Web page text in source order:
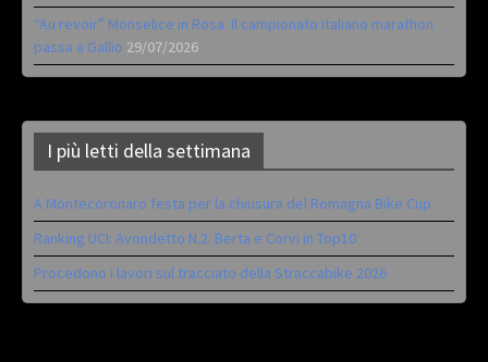
“Au revoir” Monselice in Rosa. Il campionato italiano marathon
passa a Gallio 29/07/2026
I più letti della settimana
A Montecoronaro festa per la chiusura del Romagna Bike Cup
Ranking UCI: Avondetto N.2. Berta e Corvi in Top10
Procedono i lavori sul tracciato della Straccabike 2026